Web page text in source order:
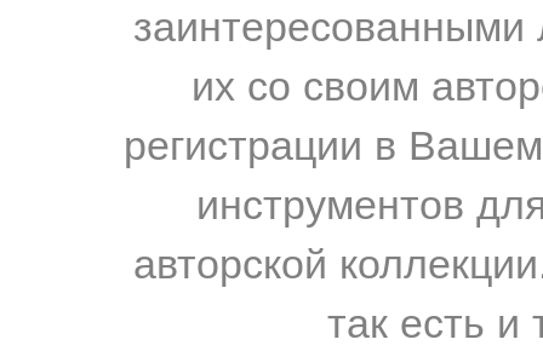
их со своим
регистрации в
инструментов
авторской
так есть и